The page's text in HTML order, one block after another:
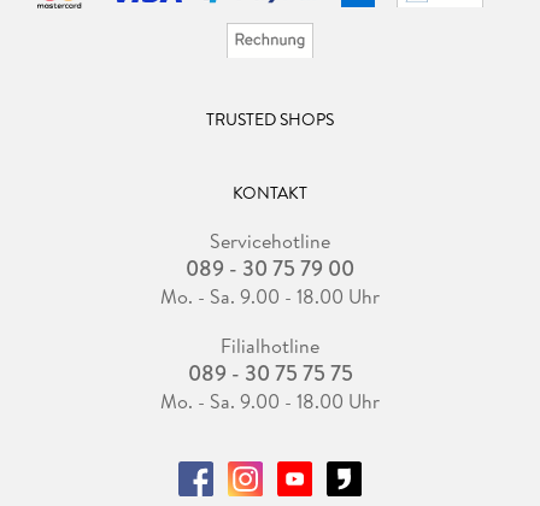
TRUSTED SHOPS
KONTAKT
Servicehotline
089 - 30 75 79 00
Mo. - Sa. 9.00 - 18.00 Uhr
Filialhotline
089 - 30 75 75 75
Mo. - Sa. 9.00 - 18.00 Uhr